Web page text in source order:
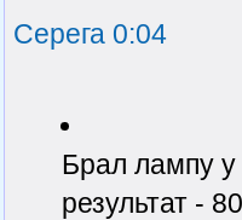
Серега 0:04
Брал лампу у
результат -